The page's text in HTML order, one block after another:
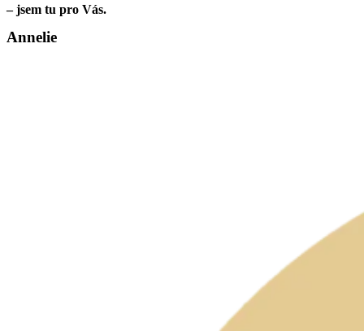
– jsem tu pro Vás.
Annelie